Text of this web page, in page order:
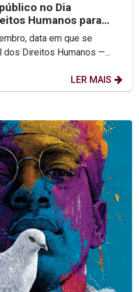
no Dia
Humanos para
e...
data em que se
dos Direitos Humanos —...
LER MAIS